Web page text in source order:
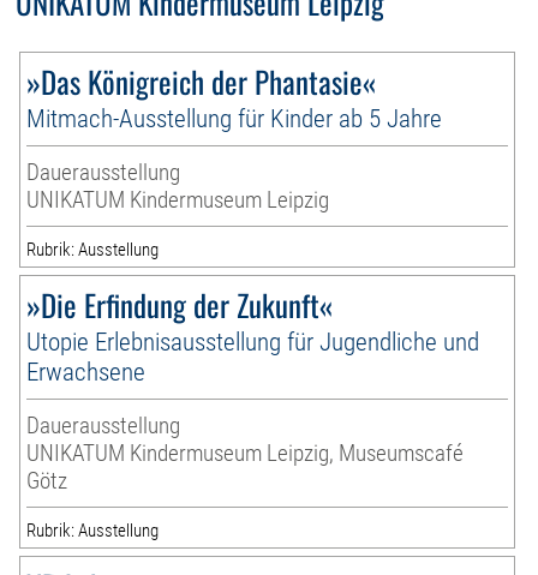
»Das Königreich der Phantasie«
Mitmach-Ausstellung für Kinder ab 5 Jahre
Dauerausstellung
UNIKATUM Kindermuseum Leipzig
Rubrik: Ausstellung
»Die Erfindung der Zukunft«
Utopie Erlebnisausstellung für Jugendliche und
Erwachsene
Dauerausstellung
UNIKATUM Kindermuseum Leipzig, Museumscafé
Götz
Rubrik: Ausstellung